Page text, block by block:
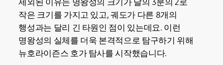
제외된 이유는 명왕성의 크기가 달의 3분의 2로
작은 크기를 가지고 있고, 궤도가 다른 8개의
행성과는 달리 긴 타원인 점이 있는데요. 이런
명왕성의 실체를 더욱 본격적으로 탐구하기 위해
뉴호라이즌스 호가 탐사를 시작했습니다.